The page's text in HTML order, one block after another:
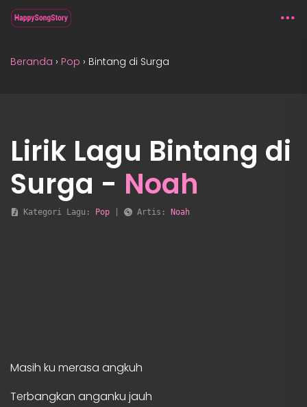
Beranda › Pop › Bintang di Surga
Lirik Lagu Bintang di
Surga - Noah
Kategori Lagu: Pop Artis: Noah
Masih ku merasa angkuh
Terbangkan anganku jauh